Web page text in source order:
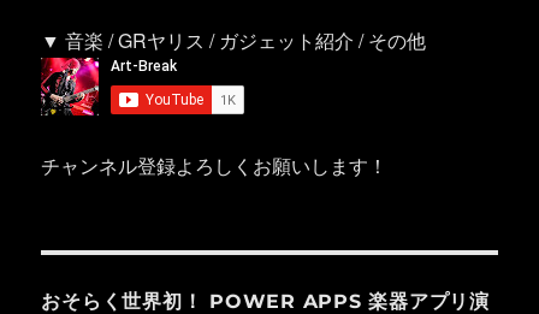
▼ 音楽 / GRヤリス / ガジェット紹介 / その他
チャンネル登録よろしくお願いします！
おそらく世界初！ POWER APPS 楽器アプリ演